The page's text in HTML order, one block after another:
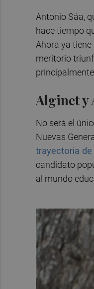
Antonio Sáa,
hace tiempo
Ahora ya
meritorio
Alginet y
No será el
Nuevas
trayectoria
candidato
al mundo